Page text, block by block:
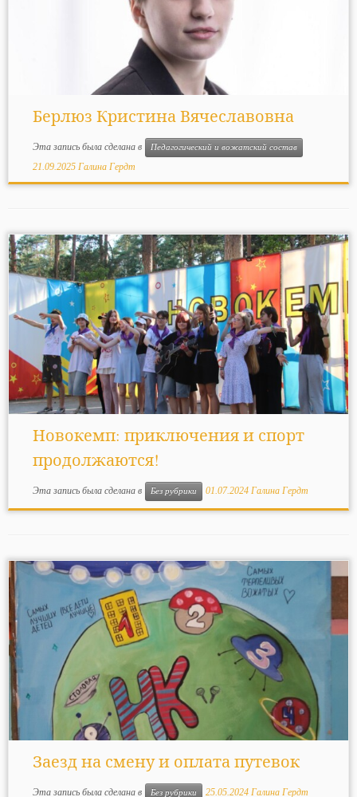
Берлюз Кристина Вячеславовна
Эта запись была сделана в Педагогический и вожатский состав
21.09.2025 Галина Гердт
Новокемп: приключения и спорт
продолжаются!
Эта запись была сделана в Без рубрики 01.07.2024 Галина Гердт
Заезд на смену и оплата путевок
Эта запись была сделана в Без рубрики 25.05.2024 Галина Гердт